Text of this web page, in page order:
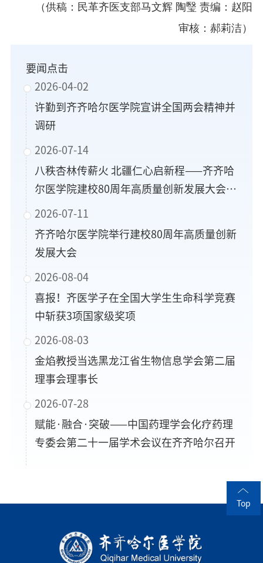
（供稿：民革齐医支部马文辉 陶瑿 责编：赵阳
审核：郝莉洁）
要闻点击
2026-04-02
许勤到齐齐哈尔医学院宣讲全国两会精神并
调研
2026-07-14
八秩杏林传薪火 北疆仁心启新程——齐齐哈
尔医学院建校80周年高质量创新发展大会系
列活动侧记
2026-07-11
齐齐哈尔医学院举行建校80周年高质量创新
发展大会
2026-08-04
喜报！齐医学子在全国大学生生命科学竞赛
中斩获3项国家级奖项
2026-08-03
金焰教授当选黑龙江省生物信息学会第二届
理事会理事长
2026-07-28
赋能·融合·突破——中国药理学会化疗药理
专委会第二十一届学术会议在齐齐哈尔召开
Top